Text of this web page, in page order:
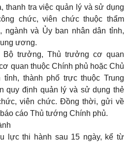
thanh tra việc quản lý và sử dụng
chức, viên chức thuộc thẩm
ngành và Ủy ban nhân dân tỉnh,
ương.
trưởng, Thủ trưởng cơ quan
quan thuộc Chính phủ hoặc Chủ
thành phố trực thuộc Trung
quy định quản lý và sử dụng thẻ
viên chức. Đồng thời, gửi về
cáo Thủ tướng Chính phủ.
lực thi hành sau 15 ngày, kể từ